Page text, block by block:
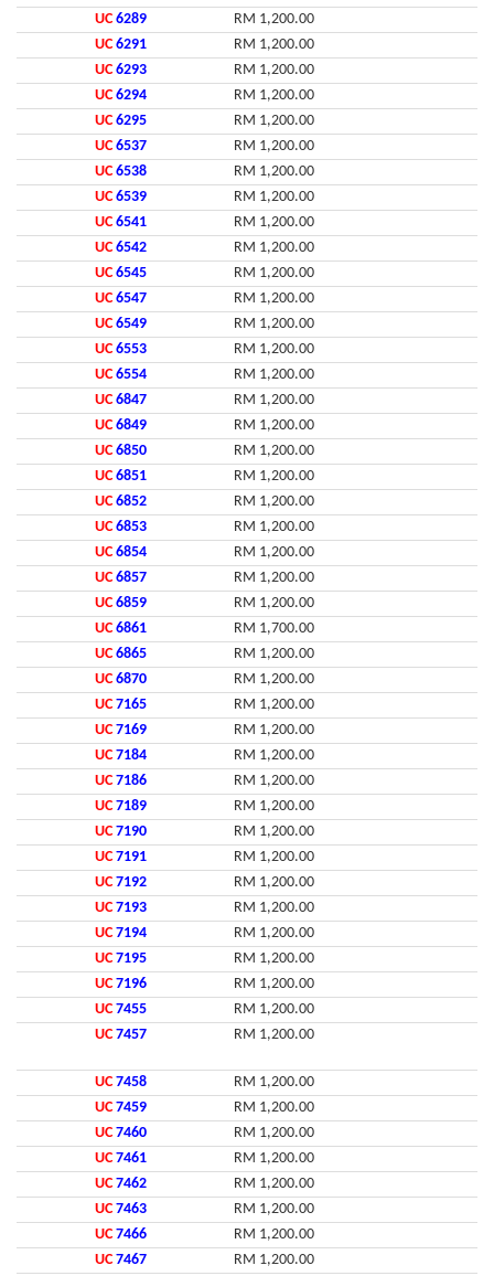
UC 6289
RM 1,200.00
UC 6291
RM 1,200.00
UC 6293
RM 1,200.00
UC 6294
RM 1,200.00
UC 6295
RM 1,200.00
UC 6537
RM 1,200.00
UC 6538
RM 1,200.00
UC 6539
RM 1,200.00
UC 6541
RM 1,200.00
UC 6542
RM 1,200.00
UC 6545
RM 1,200.00
UC 6547
RM 1,200.00
UC 6549
RM 1,200.00
UC 6553
RM 1,200.00
UC 6554
RM 1,200.00
UC 6847
RM 1,200.00
UC 6849
RM 1,200.00
UC 6850
RM 1,200.00
UC 6851
RM 1,200.00
UC 6852
RM 1,200.00
UC 6853
RM 1,200.00
UC 6854
RM 1,200.00
UC 6857
RM 1,200.00
UC 6859
RM 1,200.00
UC 6861
RM 1,700.00
UC 6865
RM 1,200.00
UC 6870
RM 1,200.00
UC 7165
RM 1,200.00
UC 7169
RM 1,200.00
UC 7184
RM 1,200.00
UC 7186
RM 1,200.00
UC 7189
RM 1,200.00
UC 7190
RM 1,200.00
UC 7191
RM 1,200.00
UC 7192
RM 1,200.00
UC 7193
RM 1,200.00
UC 7194
RM 1,200.00
UC 7195
RM 1,200.00
UC 7196
RM 1,200.00
UC 7455
RM 1,200.00
UC 7457 RM 1,200.00
UC 7458
RM 1,200.00
UC 7459
RM 1,200.00
UC 7460
RM 1,200.00
UC 7461
RM 1,200.00
UC 7462
RM 1,200.00
UC 7463
RM 1,200.00
UC 7466
RM 1,200.00
UC 7467
RM 1,200.00